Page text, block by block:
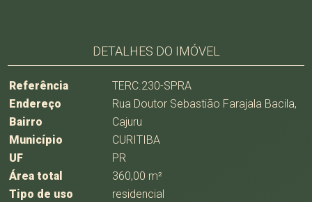
DETALHES DO IMÓVEL
Referência
TERC.230-SPRA
Endereço
Rua Doutor Sebastião Farajala Bacila,
Bairro
Cajuru
Município
CURITIBA
UF
PR
Área total
360,00 m²
Tipo de uso
residencial